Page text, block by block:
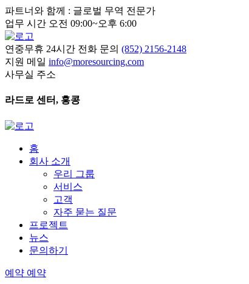
파트너와 함께 : 글로벌 무역 전문가
업무 시간 오전 09:00~오후 6:00
연중무휴 24시간 전화 문의 (852) 2156-2148
지원 메일 info@moresourcing.com
사무실 주소
라드로 센터, 홍콩
홈
회사 소개
우리 그룹
서비스
고객
자주 묻는 질문
프로젝트
뉴스
문의하기
예약 예약